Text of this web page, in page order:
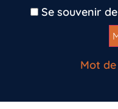
Se souvenir
Mot